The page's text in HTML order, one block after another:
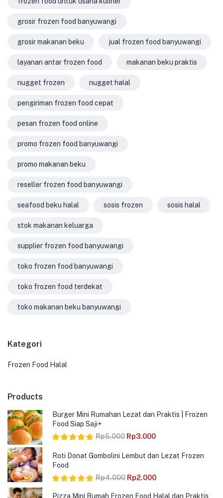
grosir frozen food banyuwangi
grosir makanan beku jual frozen food banyuwangi
layanan antar frozen food makanan beku praktis
nugget frozen nugget halal
pengiriman frozen food cepat
pesan frozen food online
promo frozen food banyuwangi
promo makanan beku
reseller frozen food banyuwangi
seafood beku halal sosis frozen sosis halal
stok makanan keluarga
supplier frozen food banyuwangi
toko frozen food banyuwangi
toko frozen food terdekat
toko makanan beku banyuwangi
Kategori
Frozen Food Halal
Products
Burger Mini Rumahan Lezat dan Praktis | Frozen
Food Siap Saji+
dari 5
Rp5.000 Rp3.000
Roti Donat Gombolini Lembut dan Lezat Frozen
Food
Rp4.000 Rp2.000
Pizza Mini Rumah Frozen Food Halal dan Praktis